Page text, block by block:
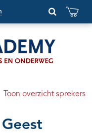
Toon overzicht sprekers